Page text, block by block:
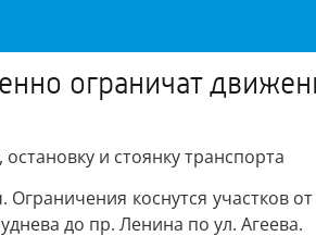
ограничат
и стоянку транспорта
коснутся участков
до пр. Ленина по ул. Агеева.